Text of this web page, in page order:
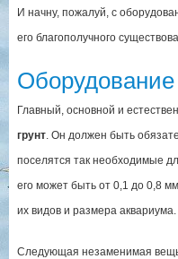
И начну, пожалуй, с
его благополучного
Главный, основной и
грунт. Он должен быть
поселятся так необходимые
его может быть от 0,1 до 0,8
их видов и размера аквариума.
Следующая незаменимая